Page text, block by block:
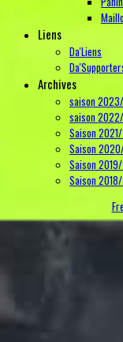
Liens
Da'Liens
Archives
saison
saison
Saison
Saison
Saison
Saison